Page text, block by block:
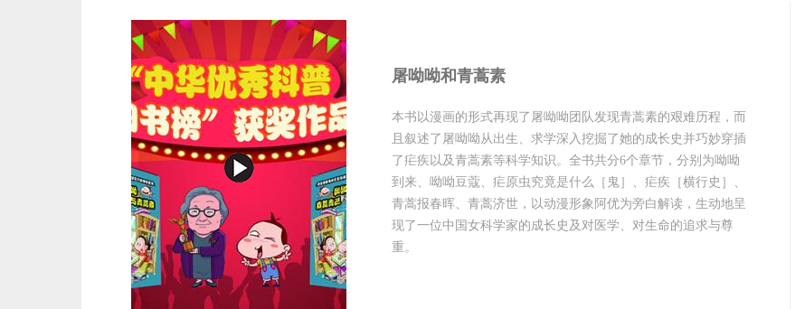
屠呦呦和青蒿素
本书以漫画的形式再现了屠呦呦团队发现青蒿素的艰难历程，而
且叙述了屠呦呦从出生、求学深入挖掘了她的成长史并巧妙穿插
了疟疾以及青蒿素等科学知识。全书共分6个章节，分别为呦呦
到来、呦呦豆蔻、疟原虫究竟是什么［鬼］、疟疾［横行史］、
青蒿报春晖、青蒿济世，以动漫形象阿优为旁白解读，生动地呈
现了一位中国女科学家的成长史及对医学、对生命的追求与尊
重。